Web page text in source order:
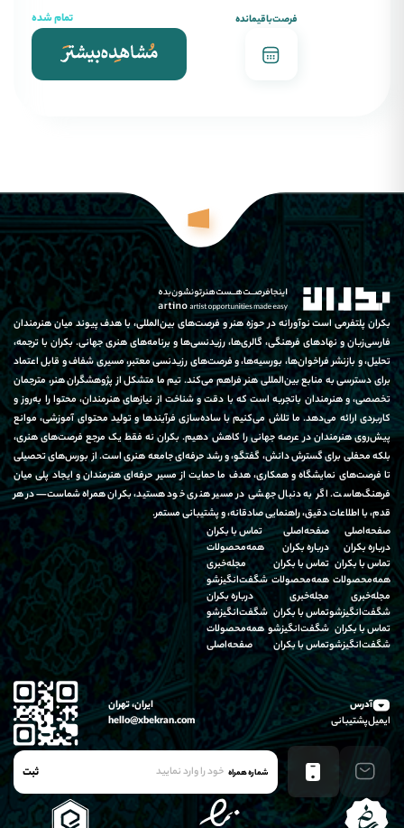
فرصت‌باقیمانده تمام شده
بکران پلتفرمی است نوآورانه در حوزه هنر و فرصت‌های بین‌المللی، با هدف پیوند میان هنرمندان
فارسی‌زبان و نهادهای فرهنگی، گالری‌ها، رزیدنسی‌ها و برنامه‌های هنری جهانی. بکران با ترجمه،
تحلیل، و بازنشر فراخوان‌ها، بورسیه‌ها، و فرصت‌های رزیدنسی معتبر، مسیری شفاف و قابل اعتماد
برای دسترسی به منابع بین‌المللی هنر فراهم می‌کند. تیم ما متشکل از پژوهشگران هنر، مترجمان
تخصصی، و هنرمندان باتجربه است که با دقت و شناخت از نیازهای هنرمندان، محتوا را به‌روز و
کاربردی ارائه می‌دهد. ما تلاش می‌کنیم با ساده‌سازی فرآیندها و تولید محتوای آموزشی، موانع
پیش‌روی هنرمندان در عرصه جهانی را کاهش دهیم. بکران نه فقط یک مرجع فرصت‌های هنری،
بلکه محفلی برای گسترش دانش، گفتگو، و رشد حرفه‌ای جامعه هنری است. از بورس‌های تحصیلی
تا فرصت‌های نمایشگاه و همکاری، هدف ما حمایت از مسیر حرفه‌ای هنرمندان و ایجاد پلی میان
فرهنگ‌هاست. اگر به دنبال جهشی در مسیر هنری خود هستید، بکران همراه شماست—در هر
قدم، با اطلاعات دقیق، راهنمایی صادقانه، و پشتیبانی مستمر.
صفحه‌اصلی
درباره‌ بکران
تماس‌ با‌ بکران
همه‌محصولات
مجله‌خبری
شگفت‌انگیز‌شو
تماس‌ با‌ بکران
شگفت‌انگیز‌شو
صفحه‌اصلی
درباره‌ بکران
تماس‌ با‌ بکران
همه‌محصولات
مجله‌خبری
تماس‌ با‌ بکران
شگفت‌انگیز‌شو
تماس‌ با‌ بکران
تماس‌ با‌ بکران
همه‌محصولات
مجله‌خبری
شگفت‌انگیز‌شو
درباره‌ بکران
شگفت‌انگیز‌شو
همه‌محصولات
صفحه‌اصلی
آدرس
ایران، تهران
ایمیل‌پشتیبانی
hello@xbekran.com
شماره همراه ثبت